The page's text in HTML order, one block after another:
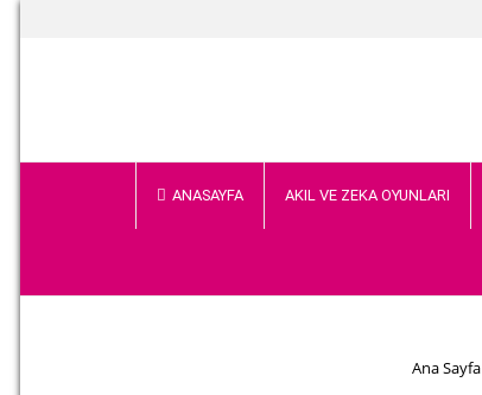
ANASAYFA AKIL VE ZEKA OYUNLARI
Ana Sayfa